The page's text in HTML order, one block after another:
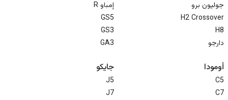
جوليون برو
H2 Crossover
H8
دارجو
إمباو R
GS5
GS3
GA3
أومودا
C5
C7
جايكو
J5
J7